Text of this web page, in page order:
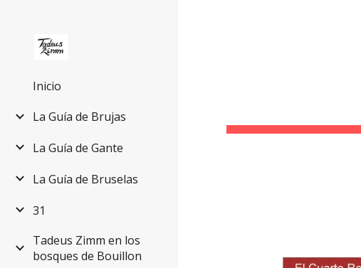
Inicio
La Guía de Brujas
La Guía de Gante
La Guía de Bruselas
31
Tadeus Zimm en los
bosques de Bouillon